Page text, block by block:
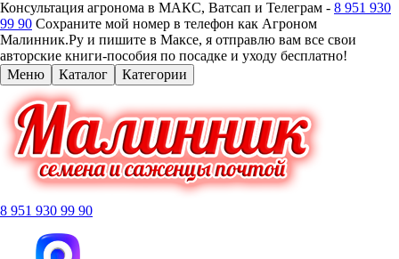
Консультация агронома в МАКС, Ватсап и Телеграм - 8 951 930
99 90 Сохраните мой номер в телефон как Агроном
Малинник.Ру и пишите в Максе, я отправлю вам все свои
авторские книги-пособия по посадке и уходу бесплатно!
Меню
Каталог Категории
8 951 930 99 90